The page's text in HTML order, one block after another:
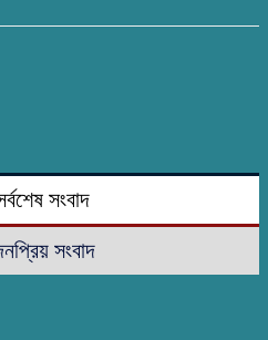
সংবাদ
সংবাদ